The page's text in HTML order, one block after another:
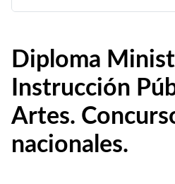
Diploma
Instrucción
Artes.
nacionales.